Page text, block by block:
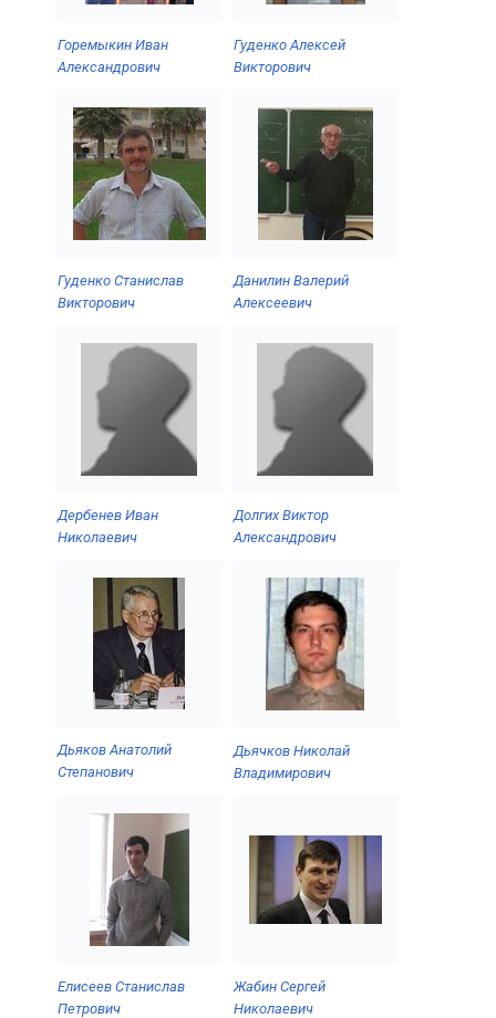
Горемыкин Иван
Александрович
Гуденко Алексей
Викторович
Гуденко Станислав
Викторович
Данилин Валерий
Алексеевич
Дербенев Иван
Николаевич
Долгих Виктор
Александрович
Дьяков Анатолий
Степанович
Дьячков Николай
Владимирович
Елисеев Станислав
Петрович
Жабин Сергей
Николаевич